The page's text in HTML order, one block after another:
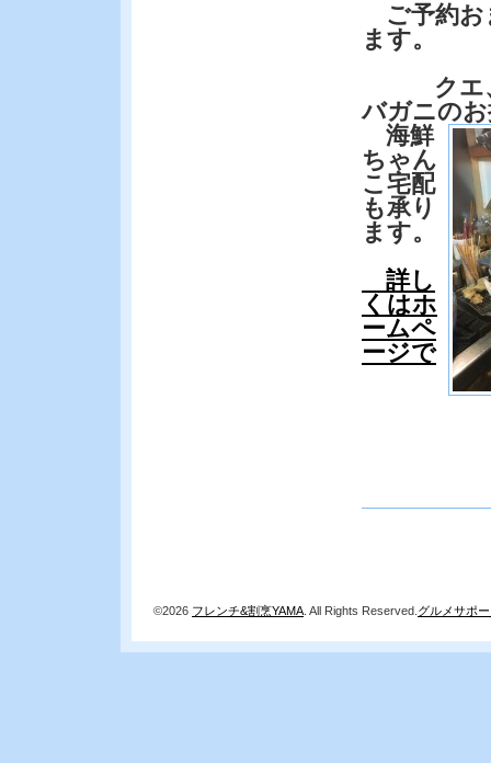
ご予約お
ます。
クエ、
バガニの
海鮮
ちゃん
こ宅配
も承り
ます。
詳し
くはホ
ームペ
ージで
©2026 フレンチ&割烹YAMA . All Rights Reserved. グルメサポ